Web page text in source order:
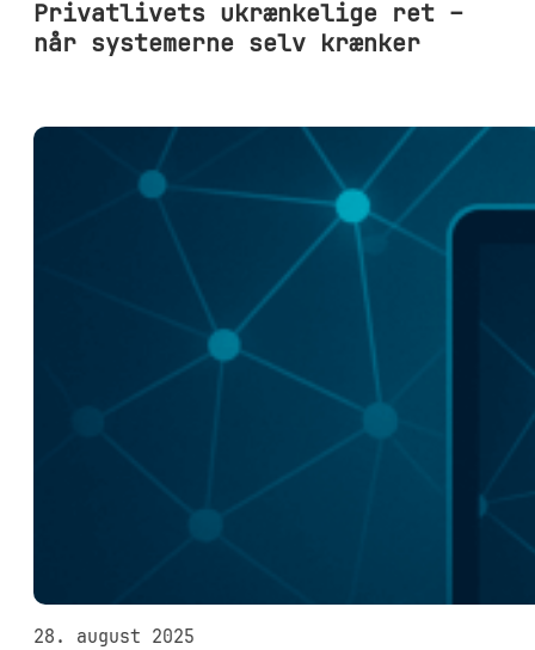
Privatlivets ukrænkelige ret –
når systemerne selv krænker
28. august 2025